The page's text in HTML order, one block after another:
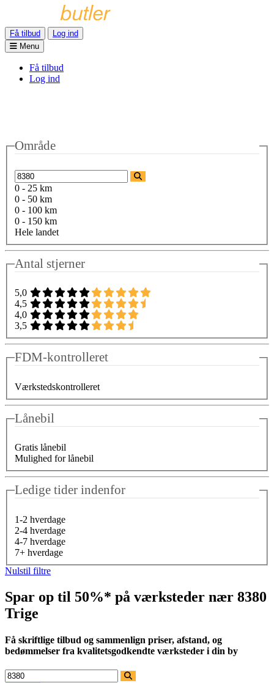
Få tilbud
Log ind
Menu
Få tilbud
Log ind
Område
0 - 25 km
0 - 50 km
0 - 100 km
0 - 150 km
Hele landet
Antal stjerner
5,0
4,5
4,0
3,5
FDM-kontrolleret
Værkstedskontrolleret
Lånebil
Gratis lånebil
Mulighed for lånebil
Ledige tider indenfor
1-2 hverdage
2-4 hverdage
4-7 hverdage
7+ hverdage
Nulstil filtre
Spar op til 50%* på værksteder nær 8380
Trige
Få skriftlige tilbud og sammenlign priser, afstand, og
bedømmelser fra kvalitetsgodkendte værksteder i din by